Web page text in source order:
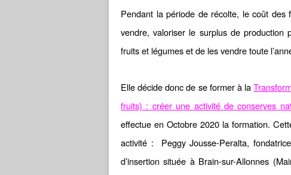
Pendant la période de récolte, le coût
vendre, valoriser le surplus de
fruits et légumes et de les vendre toute
Elle décide donc de se former à la
fruits) : créer une activité de conserves
effectue en Octobre 2020 la formation.
activité : Peggy Jousse-Peralta,
d’insertion située à Brain-sur-Allonnes